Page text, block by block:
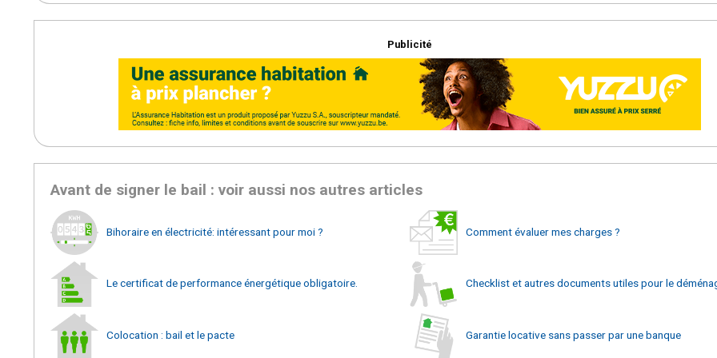
Publicité
Avant de signer le bail : voir aussi nos autres articles
Bihoraire en électricité: intéressant pour moi ? Comment évaluer mes charges ?
Le certificat de performance énergétique obligatoire. Checklist et autres documents utiles pour le
Colocation : bail et le pacte Garantie locative sans passer par une banque